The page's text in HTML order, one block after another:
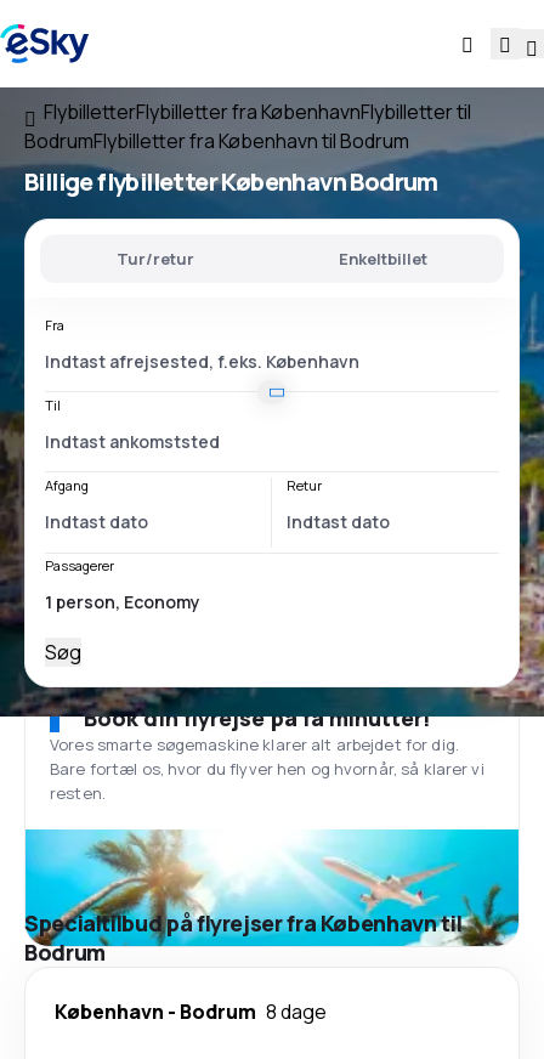
FlybilletterFlybilletter fra KøbenhavnFlybilletter til
BodrumFlybilletter fra København til Bodrum
Billige flybilletter København Bodrum
Tur/retur Enkeltbillet
Fra
Til
Afgang Retur
Passagerer
Søg
Book din flyrejse på få minutter!
Vores smarte søgemaskine klarer alt arbejdet for dig.
Bare fortæl os, hvor du flyver hen og hvornår, så klarer vi
resten.
Specialtilbud på flyrejser fra København til
Bodrum
København - Bodrum 8 dage